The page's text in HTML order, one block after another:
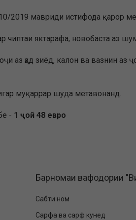
2019 мавриди истифода қарор
яктарафа, новобаста аз
аз ҳад зиёд, калон ва вазнин аз
муқаррар шуда метавонанд.
- 1 ҷой 48 евро
Барномаи вафодории
Сабти ном
Сарфа ва сарф кунед